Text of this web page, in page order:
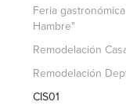
Feria
Hambre"
Remodelación
Remodelación
CIS01